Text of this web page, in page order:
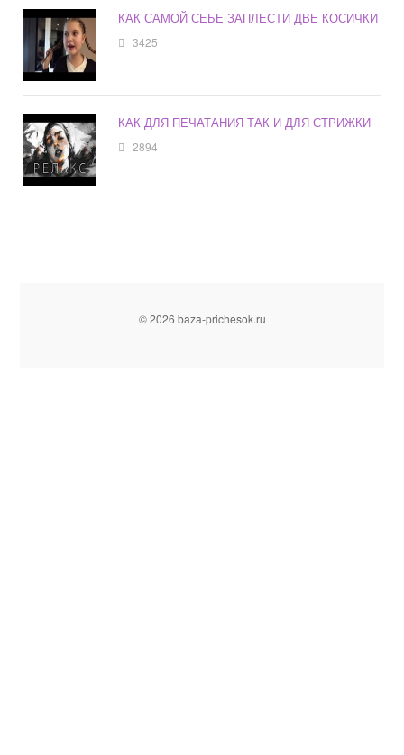
КАК САМОЙ СЕБЕ ЗАПЛЕСТИ ДВЕ КОСИЧКИ
3425
КАК ДЛЯ ПЕЧАТАНИЯ ТАК И ДЛЯ СТРИЖКИ
2894
© 2026 baza-prichesok.ru